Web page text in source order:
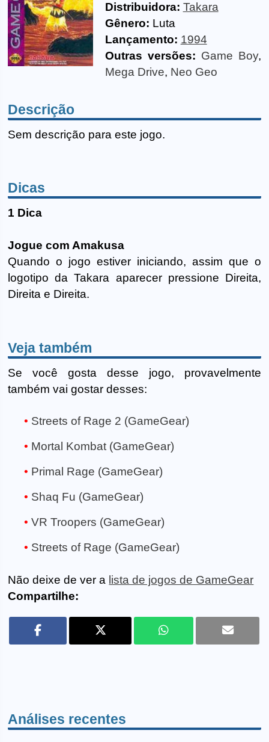
Distribuidora: Takara
Gênero: Luta
Lançamento: 1994
Outras versões: Game Boy,
Mega Drive, Neo Geo
Descrição
Sem descrição para este jogo.
Dicas
1 Dica
Jogue com Amakusa
Quando o jogo estiver iniciando, assim que o
logotipo da Takara aparecer pressione Direita,
Direita e Direita.
Veja também
Se você gosta desse jogo, provavelmente
também vai gostar desses:
Streets of Rage 2 (GameGear)
Mortal Kombat (GameGear)
Primal Rage (GameGear)
Shaq Fu (GameGear)
VR Troopers (GameGear)
Streets of Rage (GameGear)
Não deixe de ver a lista de jogos de GameGear
Compartilhe:
Análises recentes